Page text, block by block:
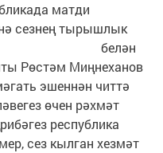
матди
сезнең тырышлык
белән
Рөстәм Миңнеханов
эшеннән читтә
өчен рәхмәт
республика
сез кылган хезмәт